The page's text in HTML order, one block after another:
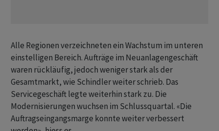
Alle Regionen verzeichneten ein Wachstum im unteren
einstelligen Bereich. Aufträge im Neuanlagengeschäft
waren rückläufig, jedoch weniger stark als der
Gesamtmarkt, wie Schindler weiter schrieb. Das
Servicegeschäft legte weiterhin stark zu. Die
Modernisierungen wuchsen im Schlussquartal. «Die
Auftragseingangsmarge konnte weiter verbessert